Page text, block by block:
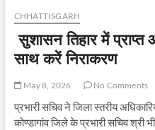
CHHATTISGARH
सुशासन तिहार में
साथ करें निराकरण
May 8, 2026 No Comments
प्रभारी सचिव ने जिला स्तरीय
कोण्डागांव जिले के प्रभारी सचिव श्री